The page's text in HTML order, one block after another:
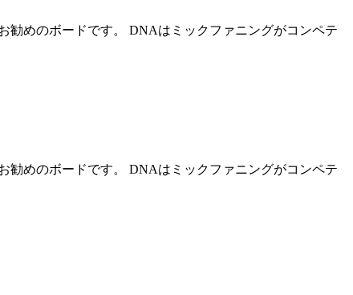
勧めのボードです。 DNAはミックファニングがコンペテ
勧めのボードです。 DNAはミックファニングがコンペテ